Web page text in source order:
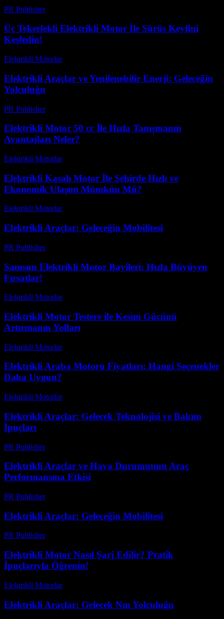
PR Publisher-
Üç Tekerlekli Elektrikli Motor İle Sürüş Keyfini
Keşfedin!
Elektrikli Motorlar-
Elektrikli Araçlar ve Yenilenebilir Enerji: Geleceğin
Yolculuğu
PR Publisher-
Elektrikli Motor 50 cc İle Hızla Tanışmanın
Avantajları Neler?
Elektrikli Motorlar-
Elektrikli Kasalı Motor İle Şehirde Hızlı ve
Ekonomik Ulaşım Mümkün Mü?
Elektrikli Motorlar-
Elektrikli Araçlar: Geleceğin Mobilitesi
PR Publisher-
Samsun Elektrikli Motor Bayileri: Hızla Büyüyen
Fırsatlar!
Elektrikli Motorlar-
Elektrikli Motor Testere ile Kesim Gücünü
Artırmanın Yolları
Elektrikli Motorlar-
Elektrikli Araba Motoru Fiyatları: Hangi Seçenekler
Daha Uygun?
Elektrikli Motorlar-
Elektrikli Araçlar: Gelecek Teknolojisi ve Bakım
İpuçları
PR Publisher-
Elektrikli Araçlar ve Hava Durumunun Araç
Performansına Etkisi
PR Publisher-
Elektrikli Araçlar: Geleceğin Mobilitesi
PR Publisher-
Elektrikli Motor Nasıl Şarj Edilir? Pratik
İpuçlarıyla Öğrenin!
Elektrikli Motorlar-
Elektrikli Araçlar: Gelecek Nın Yolculuğu